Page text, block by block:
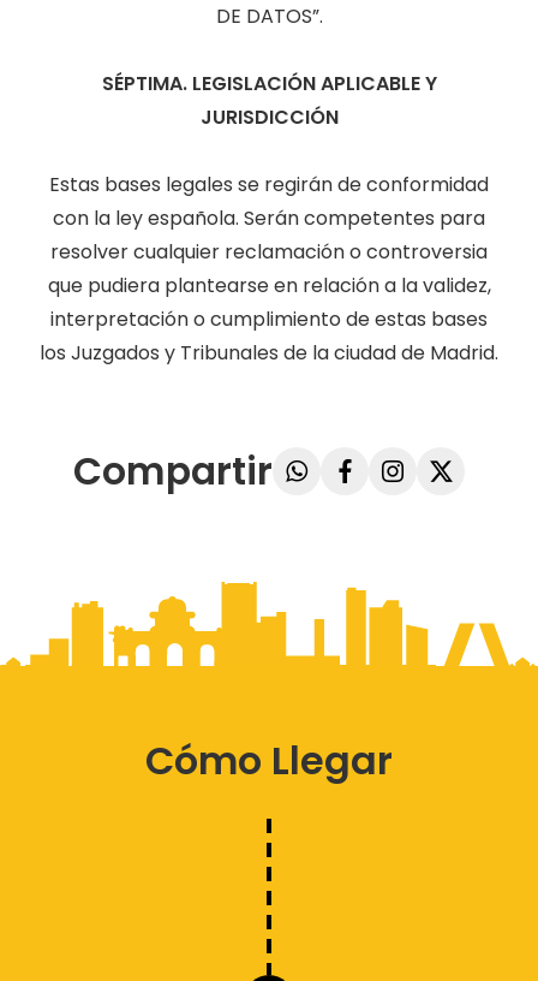
DE DATOS”.
SÉPTIMA. LEGISLACIÓN APLICABLE Y
JURISDICCIÓN
Estas bases legales se regirán de conformidad
con la ley española. Serán competentes para
resolver cualquier reclamación o controversia
que pudiera plantearse en relación a la validez,
interpretación o cumplimiento de estas bases
los Juzgados y Tribunales de la ciudad de Madrid.
Compartir
Cómo Llegar